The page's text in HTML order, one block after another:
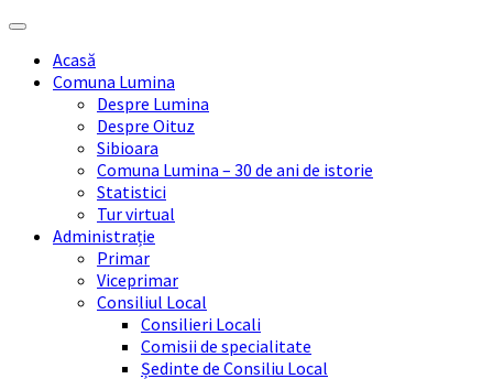
Skip
content
Skip
sidebar
Skip
right
sidebar
Skip
footerAcasă
Comuna Lumina
Despre Lumina
Despre Oituz
Sibioara
Comuna Lumina – 30 de ani de istorie
Statistici
Tur virtual
Administrație
Primar
Viceprimar
Consiliul Local
Consilieri Locali
Comisii de specialitate
Ședinte de Consiliu Local